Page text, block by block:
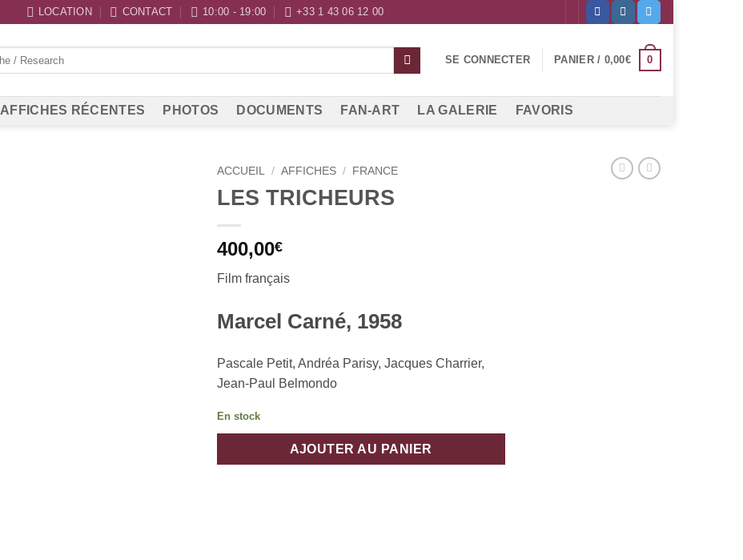
LOCATION CONTACT 10:00 - 19:00 +33 1 43 06 12 00
SE CONNECTER PANIER / 0,00€ 0
AFFICHES RÉCENTES PHOTOS DOCUMENTS FAN-ART LA GALERIE FAVORIS
ACCUEIL / AFFICHES / FRANCE
LES TRICHEURS
400,00€
Film français
Marcel Carné, 1958
Pascale Petit, Andréa Parisy, Jacques Charrier,
Jean-Paul Belmondo
En stock
AJOUTER AU PANIER